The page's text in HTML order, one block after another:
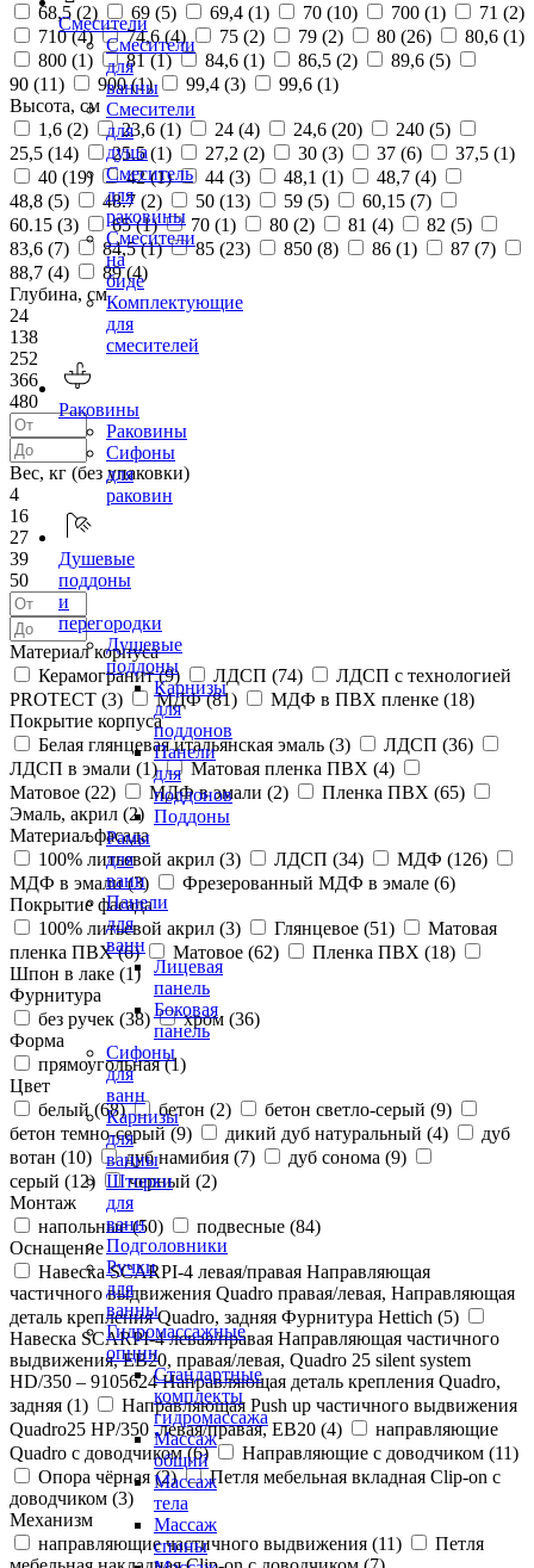
Смесители
Смесители
для
ванны
Смесители
для
душа
Смеситель
для
раковины
Смесители
на
биде
Комплектующие
для
смесителей
Раковины
Раковины
Сифоны
для
раковин
Душевые
поддоны
и
перегородки
Душевые
поддоны
Карнизы
для
поддонов
Панели
для
поддонов
Поддоны
Рамы
для
ванн
Панели
для
ванн
Лицевая
панель
Боковая
панель
Сифоны
для
ванн
Карнизы
для
ванны
Шторки
для
ванн
Подголовники
Ручки
для
ванны
Гидромассажные
опции
Стандартные
комплекты
гидромассажа
Массаж
общий
Массаж
тела
Массаж
спины
68,5 (2) 69 (5) 69,4 (1) 70 (10) 700 (1) 71 (2)
710 (4) 74,6 (4) 75 (2) 79 (2) 80 (26) 80,6 (1)
800 (1) 81 (1) 84,6 (1) 86,5 (2) 89,6 (5)
90 (11) 900 (1) 99,4 (3) 99,6 (1)
Высота, см
1,6 (2) 23,6 (1) 24 (4) 24,6 (20) 240 (5)
25,5 (14) 25.5 (1) 27,2 (2) 30 (3) 37 (6) 37,5 (1)
40 (19) 42 (1) 44 (3) 48,1 (1) 48,7 (4)
48,8 (5) 48.7 (2) 50 (13) 59 (5) 60,15 (7)
60.15 (3) 65 (1) 70 (1) 80 (2) 81 (4) 82 (5)
83,6 (7) 84,5 (1) 85 (23) 850 (8) 86 (1) 87 (7)
88,7 (4) 89 (4)
Глубина, см
24
138
252
366
480
Вес, кг (без упаковки)
4
16
27
39
50
Материал корпуса
Керамогранит (9) ЛДСП (74)
ЛДСП с технологией
PROTECT (3) МДФ (81) МДФ в ПВХ пленке (18)
Покрытие корпуса
Белая глянцевая итальянская эмаль (3) ЛДСП (36)
ЛДСП в эмали (1) Матовая пленка ПВХ (4)
Матовое (22) МДФ в эмали (2) Пленка ПВХ (65)
Эмаль, акрил (2)
Материал фасада
100% литьевой акрил (3) ЛДСП (34) МДФ (126)
МДФ в эмали (3) Фрезерованный МДФ в эмале (6)
Покрытие фасада
100% литьевой акрил (3) Глянцевое (51)
Матовая
пленка ПВХ (6) Матовое (62) Пленка ПВХ (18)
Шпон в лаке (1)
Фурнитура
без ручек (38) хром (36)
Форма
прямоугольная (1)
Цвет
белый (68) бетон (2) бетон светло-серый (9)
бетон темно-серый (9) дикий дуб натуральный (4)
дуб
вотан (10) дуб намибия (7) дуб сонома (9)
серый (12) черный (2)
Монтаж
напольные (50) подвесные (84)
Оснащение
Навеска SCARPI-4 левая/правая Направляющая
частичного выдвижения Quadro правая/левая, Направляющая
деталь крепления Quadro, задняя Фурнитура Hettich (5)
Навеска SCARPI-4 левая/правая Направляющая частичного
выдвижения, ЕВ20, правая/левая, Quadro 25 silent system
HD/350 – 9105624 Направляющая деталь крепления Quadro,
задняя (1)
Направляющая Push up частичного выдвижения
Quadro25 НР/350 ,левая/правая, ЕВ20 (4)
направляющие
Quadro с доводчиком (6) Направляющие с доводчиком (11)
Опора чёрная (2)
Петля мебельная вкладная Clip-on с
доводчиком (3)
Механизм
направляющие частичного выдвижения (11)
Петля